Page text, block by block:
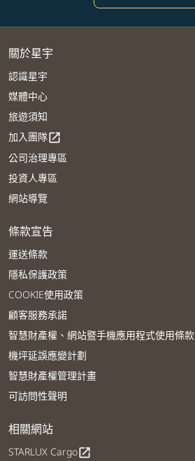
關於星宇
認識星宇
媒體中心
旅遊須知
加入團隊open_in_new
公司治理專區
投資人專區
網站導覽
條款宣告
運送條款
隱私保護政策
COOKIE使用政策
顧客服務承諾
智慧財產權、網站暨手機應用程式使用條款
機坪延誤應變計劃
智慧財產權管理計畫
可訪問性聲明
相關網站
STARLUX Cargoopen_in_new